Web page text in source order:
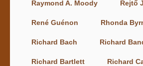
Raymond A. Moody Rejtő
René Guénon Rhonda
Richard Bach Richard
Richard Bartlett Richard